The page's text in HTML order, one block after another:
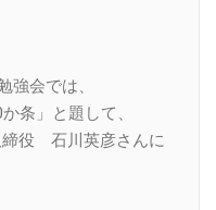
強会では、
条」と題して、
締役 石川英彦さんに